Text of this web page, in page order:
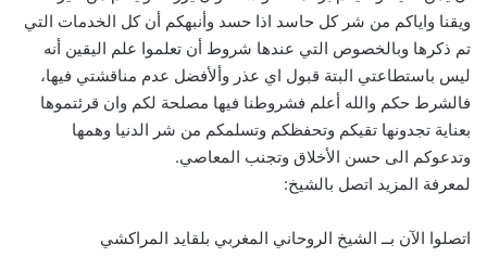
ويقنا واياكم من شر كل حاسد اذا حسد وأنبهكم أن كل الخدمات التي
تم ذكرها وبالخصوص التي عندها شروط أن تعلموا علم اليقين أنه
ليس باستطاعتي البتة قبول اي عذر وألأفضل عدم مناقشتي فيها،
فالشرط حكم والله أعلم فشروطنا فيها مصلحة لكم وان قرئتموها
بعناية تجدونها تقيكم وتحفظكم وتسلمكم من شر الدنيا وهمها
وتدعوكم الى حسن الأخلاق وتجنب المعاصي.
لمعرفة المزيد اتصل بالشيخ:
اتصلوا الآن بــ الشيخ الروحاني المغربي بلقايد المراكشي